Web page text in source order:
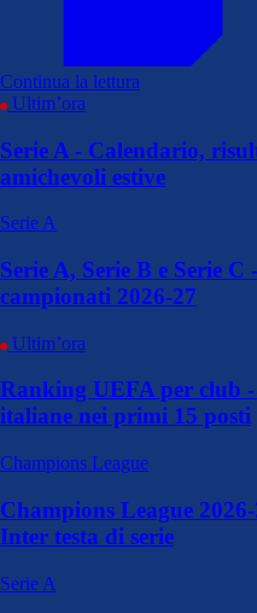
Continua la lettura
Ultim’ora
Serie A - Calendario,
amichevoli estive
Serie A
Serie A, Serie B e Serie
campionati 2026-27
Ultim’ora
Ranking UEFA per club
italiane nei primi 15 posti
Champions League
Champions League
Inter testa di serie
Serie A